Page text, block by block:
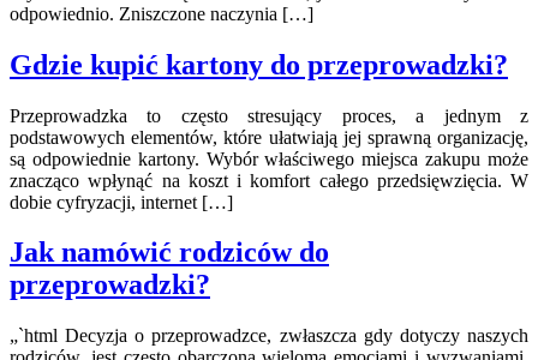
odpowiednio. Zniszczone naczynia […]
Gdzie kupić kartony do przeprowadzki?
Przeprowadzka to często stresujący proces, a jednym z
podstawowych elementów, które ułatwiają jej sprawną organizację,
są odpowiednie kartony. Wybór właściwego miejsca zakupu może
znacząco wpłynąć na koszt i komfort całego przedsięwzięcia. W
dobie cyfryzacji, internet […]
Jak namówić rodziców do
przeprowadzki?
„`html Decyzja o przeprowadzce, zwłaszcza gdy dotyczy naszych